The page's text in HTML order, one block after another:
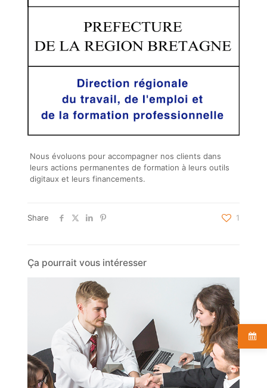
Nous évoluons pour accompagner nos clients dans
leurs actions permanentes de formation à leurs outils
digitaux et leurs financements.
Share 1
Ça pourrait vous intéresser